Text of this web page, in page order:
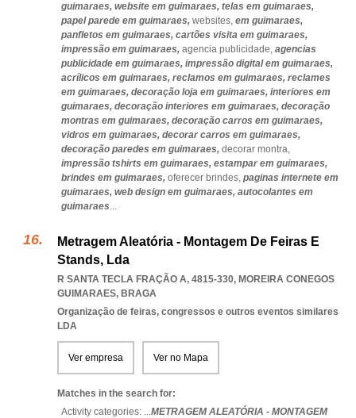
guimaraes, website em guimaraes, telas em guimaraes,
papel parede em guimaraes, websites, em guimaraes,
panfletos em guimaraes, cartões visita em guimaraes,
impressão em guimaraes, agencia publicidade, agencias
publicidade em guimaraes, impressão digital em guimaraes,
acrílicos em guimaraes, reclamos em guimaraes, reclames
em guimaraes, decoração loja em guimaraes, interiores em
guimaraes, decoração interiores em guimaraes, decoração
montras em guimaraes, decoração carros em guimaraes,
vidros em guimaraes, decorar carros em guimaraes,
decoração paredes em guimaraes, decorar montra,
impressão tshirts em guimaraes, estampar em guimaraes,
brindes em guimaraes, oferecer brindes, paginas internete em
guimaraes, web design em guimaraes, autocolantes em
guimaraes...
Metragem Aleatória - Montagem De Feiras E
Stands, Lda
R SANTA TECLA FRAÇÃO A, 4815-330, MOREIRA CONEGOS
GUIMARAES, BRAGA
Organização de feiras, congressos e outros eventos similares
LDA
Ver empresa Ver no Mapa
Matches in the search for:
Activity categories: ...METRAGEM ALEATÓRIA - MONTAGEM